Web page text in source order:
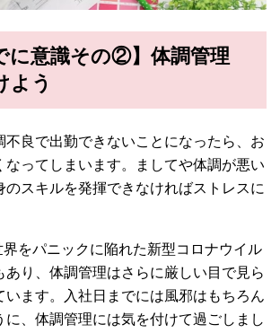
に意識その②】体調管理
よう
不良で出勤できないことになったら、お
なってしまいます。ましてや体調が悪い
のスキルを発揮できなければストレスに
をパニックに陥れた新型コロナウイル
あり、体調管理はさらに厳しい目で見ら
います。入社日までには風邪はもちろん
に、体調管理には気を付けて過ごしまし